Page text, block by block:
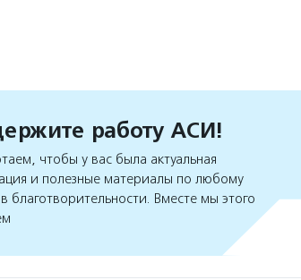
работу АСИ!
чтобы у вас была актуальная
и полезные материалы по любому
благотворительности. Вместе мы этого